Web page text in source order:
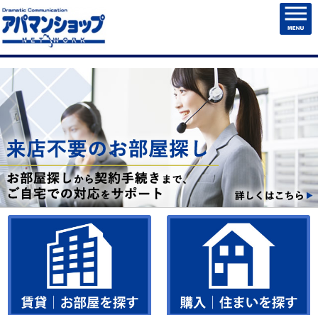
賃貸物件検索
売買物件検索
売却・住まいを売る
マンション管理
チェックしたお部屋